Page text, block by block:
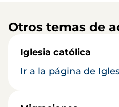
Otros temas de
Iglesia católica
Ir a la página de